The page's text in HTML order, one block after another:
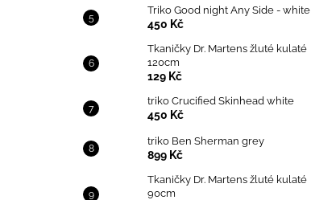
Triko Good night Any Side - white
450 Kč
Tkaničky Dr. Martens žluté kulaté
120cm
129 Kč
triko Crucified Skinhead white
450 Kč
triko Ben Sherman grey
899 Kč
Tkaničky Dr. Martens žluté kulaté
90cm